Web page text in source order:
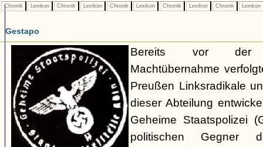
Chronik Lexikon Chronik Lexikon Chronik Lexikon Chronik Lexikon Chronik Lexikon
Gestapo
Bereits vor der
Machtübernahme
Preußen Linksradikale
dieser Abteilung
Geheime Staatspolizei
politischen Gegner